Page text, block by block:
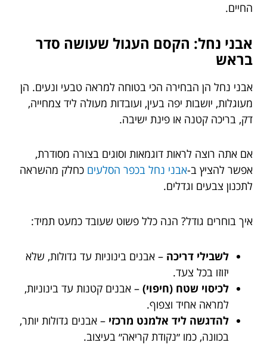
החיים.
אבני נחל: הקסם העגול שעושה סדר
בראש
אבני נחל הן הבחירה הכי בטוחה למראה טבעי ונעים. הן
מעוגלות, יושבות יפה בעין, ועובדות מעולה ליד צמחייה,
דק, בריכה קטנה או פינת ישיבה.
אם אתה רוצה לראות דוגמאות וסוגים בצורה מסודרת,
אפשר להציץ ב-אבני נחל בכפר הסלעים כחלק מהשראה
לתכנון צבעים וגדלים.
איך בוחרים גודל? הנה כלל פשוט שעובד כמעט תמיד:
לשבילי דריכה – אבנים בינוניות עד גדולות, שלא
יזוזו בכל צעד.
לכיסוי שטח (חיפוי) – אבנים קטנות עד בינוניות,
למראה אחיד וצפוף.
להדגשה ליד אלמנט מרכזי – אבנים גדולות יותר,
בכוונה, כמו ״נקודת קריאה״ בעיצוב.